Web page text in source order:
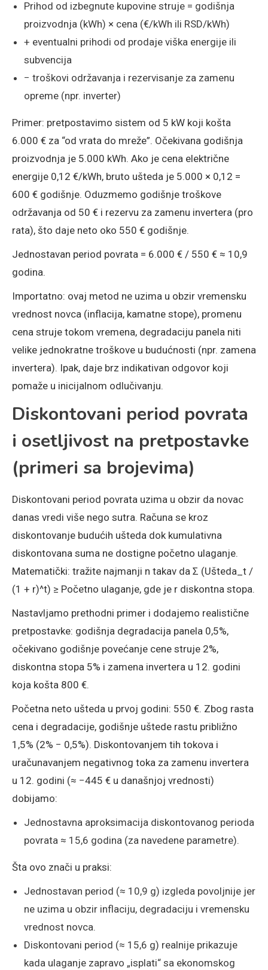
Prihod od izbegnute kupovine struje = godišnja
proizvodnja (kWh) × cena (€/kWh ili RSD/kWh)
+ eventualni prihodi od prodaje viška energije ili
subvencija
− troškovi održavanja i rezervisanje za zamenu
opreme (npr. inverter)
Primer: pretpostavimo sistem od 5 kW koji košta
6.000 € za “od vrata do mreže”. Očekivana godišnja
proizvodnja je 5.000 kWh. Ako je cena električne
energije 0,12 €/kWh, bruto ušteda je 5.000 × 0,12 =
600 € godišnje. Oduzmemo godišnje troškove
održavanja od 50 € i rezervu za zamenu invertera (pro
rata), što daje neto oko 550 € godišnje.
Jednostavan period povrata = 6.000 € / 550 € ≈ 10,9
godina.
Importatno: ovaj metod ne uzima u obzir vremensku
vrednost novca (inflacija, kamatne stope), promenu
cena struje tokom vremena, degradaciju panela niti
velike jednokratne troškove u budućnosti (npr. zamena
invertera). Ipak, daje brz indikativan odgovor koji
pomaže u inicijalnom odlučivanju.
Diskontovani period povrata
i osetljivost na pretpostavke
(primeri sa brojevima)
Diskontovani period povrata uzima u obzir da novac
danas vredi više nego sutra. Računa se kroz
diskontovanje budućih ušteda dok kumulativna
diskontovana suma ne dostigne početno ulaganje.
Matematički: tražite najmanji n takav da Σ (Ušteda_t /
(1 + r)^t) ≥ Početno ulaganje, gde je r diskontna stopa.
Nastavljamo prethodni primer i dodajemo realistične
pretpostavke: godišnja degradacija panela 0,5%,
očekivano godišnje povećanje cene struje 2%,
diskontna stopa 5% i zamena invertera u 12. godini
koja košta 800 €.
Početna neto ušteda u prvoj godini: 550 €. Zbog rasta
cena i degradacije, godišnje uštede rastu približno
1,5% (2% − 0,5%). Diskontovanjem tih tokova i
uračunavanjem negativnog toka za zamenu invertera
u 12. godini (≈ −445 € u današnjoj vrednosti)
dobijamo:
Jednostavna aproksimacija diskontovanog perioda
povrata ≈ 15,6 godina (za navedene parametre).
Šta ovo znači u praksi:
Jednostavan period (≈ 10,9 g) izgleda povoljnije jer
ne uzima u obzir inflaciju, degradaciju i vremensku
vrednost novca.
Diskontovani period (≈ 15,6 g) realnije prikazuje
kada ulaganje zapravo „isplati“ sa ekonomskog